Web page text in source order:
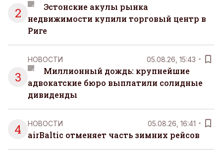
2
Эстонские акулы рынка
недвижимости купили торговый центр в
Риге
3
НОВОСТИ 05.08.26, 15:43
Миллионный дождь: крупнейшие
адвокатские бюро выплатили солидные
дивиденды
4 НОВОСТИ 05.08.26, 16:41
airBaltic отменяет часть зимних рейсов